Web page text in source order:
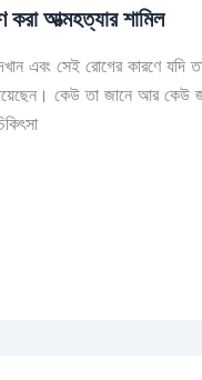
করা আত্মহত্যার শামিল
এবং সেই রোগের কারণে যদি
কেউ তা জানে আর কেউ